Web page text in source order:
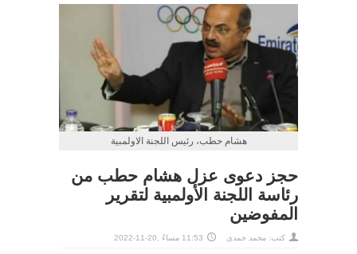
هشام حطب، رئيس اللجنة الاولمبية
حجز دعوى عزل هشام حطب من
رئاسة اللجنة الأولمبية لتقرير
المفوضين
كتب: محمد حمدى 11:53 مساءً ,20-11-2022